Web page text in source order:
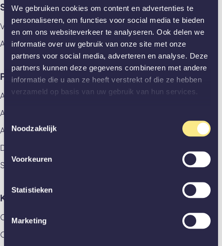
We gebruiken cookies om content en advertenties te
personaliseren, om functies voor social media te bieden
en om ons websiteverkeer te analyseren. Ook delen we
informatie over uw gebruik van onze site met onze
partners voor social media, adverteren en analyse. Deze
partners kunnen deze gegevens combineren met andere
informatie die u aan ze heeft verstrekt of die ze hebben
verzameld op basis van uw gebruik van hun services.
Noodzakelijk
Voorkeuren
Statistieken
Marketing
Showrooms
Vlaardingen
Amsterdam
Producten
Alle producten
Aluminium deuren
Akoestische panelen
Deuren
Stalen deuren
Klantenservice
Contact
Offerte aanvragen